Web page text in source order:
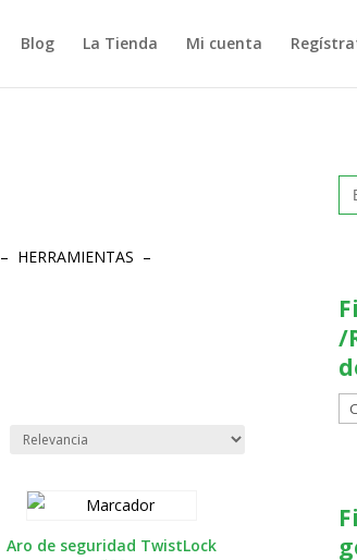
Blog La Tienda Mi cuenta
– HERRAMIENTAS –
Aro de seguridad TwistLock
/